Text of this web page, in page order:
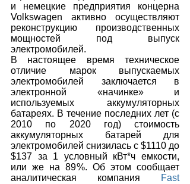
и немецкие предприятия концерна
Volkswagen активно осуществляют
реконструкцию производственных
мощностей под выпуск
электромобилей.
В настоящее время техническое
отличие марок выпускаемых
электромобилей заключается в
электронной «начинке» и
используемых аккумуляторных
батареях. В течение последних лет (с
2010 по 2020 год) стоимость
аккумуляторных батарей для
электромобилей снизилась с $1110 до
$137 за 1 условный кВт*ч емкости,
или же на 89%. Об этом сообщает
аналитическая компания
Fast